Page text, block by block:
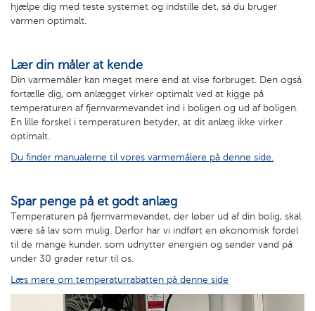
hjælpe dig med teste systemet og indstille det, så du bruger
varmen optimalt.
Lær din måler at kende
Din varmemåler kan meget mere end at vise forbruget. Den også
fortælle dig, om anlægget virker optimalt ved at kigge på
temperaturen af fjernvarmevandet ind i boligen og ud af boligen.
En lille forskel i temperaturen betyder, at dit anlæg ikke virker
optimalt.
Du finder manualerne til vores varmemålere på denne side.
Spar penge på et godt anlæg
Temperaturen på fjernvarmevandet, der løber ud af din bolig, skal
være så lav som mulig. Derfor har vi indført en økonomisk fordel
til de mange kunder, som udnytter energien og sender vand på
under 30 grader retur til os.
Læs mere om temperaturrabatten på denne side